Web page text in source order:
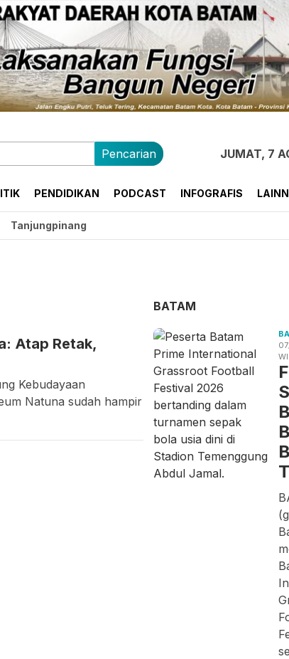
Pencarian JUMAT, 7
PENDIDIKAN PODCAST INFOGRAFIS
Tanjungpinang
Atap Retak,
Kebudayaan
Natuna sudah hampir
BATAM